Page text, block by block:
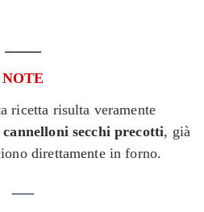
NOTE
ricetta risulta veramente
cannelloni secchi precotti, già
direttamente in forno.